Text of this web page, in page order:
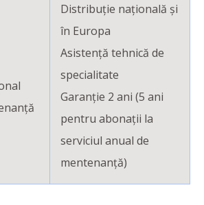
Distribuție națională și
în Europa
Asistență tehnică de
specialitate
Garanție 2 ani (5 ani
pentru abonații la
serviciul anual de
mentenanță)